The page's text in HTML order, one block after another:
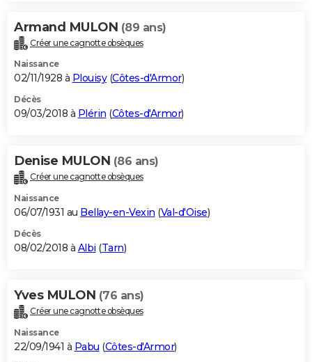
Armand MULON (89 ans)
Créer une cagnotte obsèques
Naissance
02/11/1928 à Plouisy(Côtes-d'Armor)
Décès
09/03/2018 à Plérin (Côtes-d'Armor)
Denise MULON (86 ans)
Créer une cagnotte obsèques
Naissance
06/07/1931 au Bellay-en-Vexin (Val-d'Oise)
Décès
08/02/2018 à Albi (Tarn)
Yves MULON (76 ans)
Créer une cagnotte obsèques
Naissance
22/09/1941 à Pabu (Côtes-d'Armor)